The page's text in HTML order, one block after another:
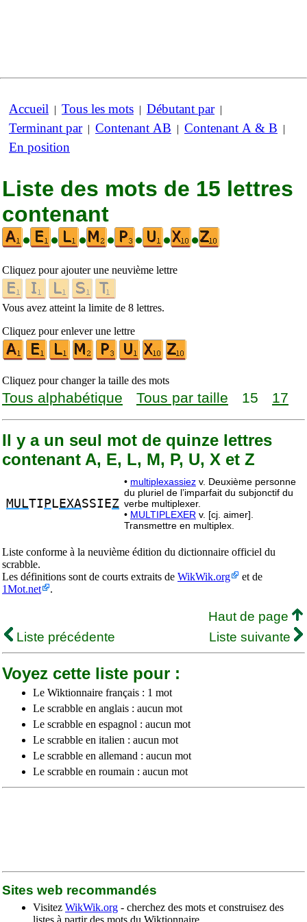
Accueil | Tous les mots | Débutant par|
Terminant par| Contenant AB | Contenant A & B |
En position
Liste des mots de 15 lettres
contenant
•
• • • • • •
Cliquez pour ajouter une neuvième lettre
Vous avez atteint la limite de 8 lettres.
Cliquez pour enlever une lettre
Cliquez pour changer la taille des mots
Tous alphabétique Tous par taille 15 17
Il y a un seul mot de quinze lettres
contenant A, E, L, M, P, U, X et Z
MULTI P L EXASSIEZ
• multiplexassiez v. Deuxième personne
du pluriel de l’imparfait du subjonctif du
verbe multiplexer.
• MULTIPLEXER v. [cj. aimer].
Transmettre en multiplex.
Liste conforme à la neuvième édition du dictionnaire officiel du
scrabble.
Les définitions sont de courts extraits de WikWik.org
et de
1Mot.net
.
Haut de page
Liste précédente
Liste suivante
Voyez cette liste pour :
Le Wiktionnaire français : 1 mot
Le scrabble en anglais : aucun mot
Le scrabble en espagnol : aucun mot
Le scrabble en italien : aucun mot
Le scrabble en allemand : aucun mot
Le scrabble en roumain : aucun mot
Sites web recommandés
Visitez WikWik.org - cherchez des mots et construisez des
listes à partir des mots du Wiktionnaire.